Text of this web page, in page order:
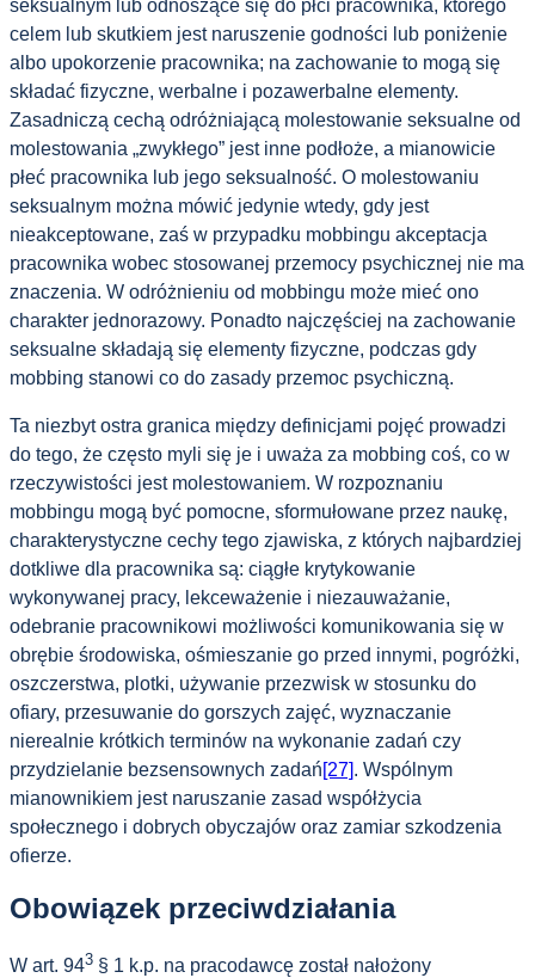
seksualnym lub odnoszące się do płci pracownika, którego
celem lub skutkiem jest naruszenie godności lub poniżenie
albo upokorzenie pracownika; na zachowanie to mogą się
składać fizyczne, werbalne i pozawerbalne elementy.
Zasadniczą cechą odróżniającą molestowanie seksualne od
molestowania „zwykłego” jest inne podłoże, a mianowicie
płeć pracownika lub jego seksualność. O molestowaniu
seksualnym można mówić jedynie wtedy, gdy jest
nieakceptowane, zaś w przypadku mobbingu akceptacja
pracownika wobec stosowanej przemocy psychicznej nie ma
znaczenia. W odróżnieniu od mobbingu może mieć ono
charakter jednorazowy. Ponadto najczęściej na zachowanie
seksualne składają się elementy fizyczne, podczas gdy
mobbing stanowi co do zasady przemoc psychiczną.
Ta niezbyt ostra granica między definicjami pojęć prowadzi
do tego, że często myli się je i uważa za mobbing coś, co w
rzeczywistości jest molestowaniem. W rozpoznaniu
mobbingu mogą być pomocne, sformułowane przez naukę,
charakterystyczne cechy tego zjawiska, z których najbardziej
dotkliwe dla pracownika są: ciągłe krytykowanie
wykonywanej pracy, lekceważenie i niezauważanie,
odebranie pracownikowi możliwości komunikowania się w
obrębie środowiska, ośmieszanie go przed innymi, pogróżki,
oszczerstwa, plotki, używanie przezwisk w stosunku do
ofiary, przesuwanie do gorszych zajęć, wyznaczanie
nierealnie krótkich terminów na wykonanie zadań czy
przydzielanie bezsensownych zadań[27]. Wspólnym
mianownikiem jest naruszanie zasad współżycia
społecznego i dobrych obyczajów oraz zamiar szkodzenia
ofierze.
Obowiązek przeciwdziałania
W art. 943 § 1 k.p. na pracodawcę został nałożony